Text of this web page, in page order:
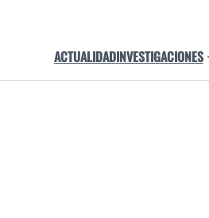
ACTUALIDADINVESTIGACIONES